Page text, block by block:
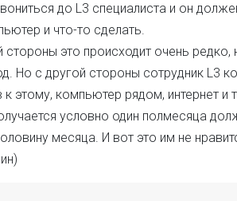
до L3 специалиста и он
и что-то сделать.
это происходит очень редко,
Но с другой стороны сотрудник L3
этому, компьютер рядом, интернет и
условно один полмесяца
месяца. И вот это им не